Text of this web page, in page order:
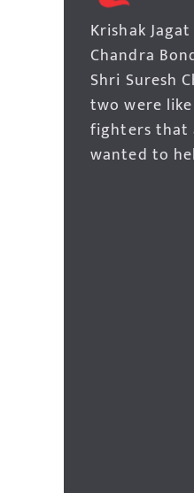
Krishak
Chandra
Shri Suresh
two were
fighters that
wanted to